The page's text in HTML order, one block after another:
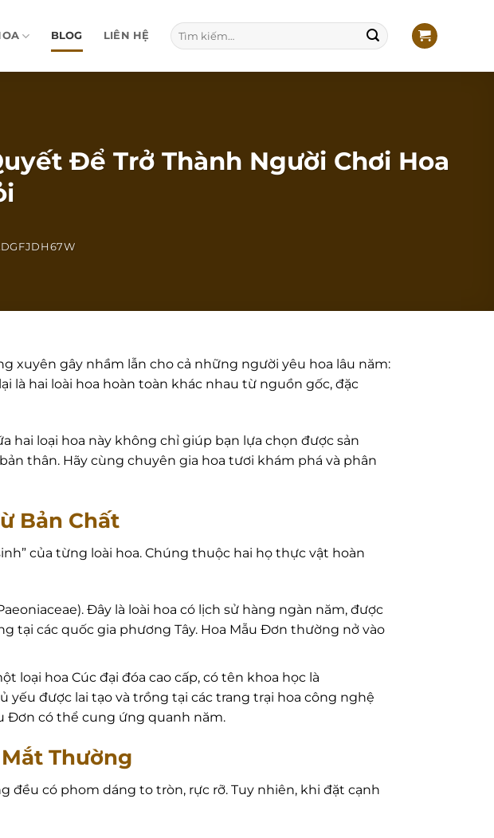
BLOG LIÊN HỆ
Tìm
kiếm:
Để Trở Thành Người Chơi Hoa
xuyên gây nhầm lẫn cho cả những người yêu hoa lâu năm:
là hai loài hoa hoàn toàn khác nhau từ nguồn gốc, đặc
hai loại hoa này không chỉ giúp bạn lựa chọn được sản
thân. Hãy cùng chuyên gia hoa tươi khám phá và phân
Bản Chất
của từng loài hoa. Chúng thuộc hai họ thực vật hoàn
Đây là loài hoa có lịch sử hàng ngàn năm, được
tại các quốc gia phương Tây. Hoa Mẫu Đơn thường nở vào
loại hoa Cúc đại đóa cao cấp, có tên khoa học là
yếu được lai tạo và trồng tại các trang trại hoa công nghệ
Đơn có thể cung ứng quanh năm.
Thường
có phom dáng to tròn, rực rỡ. Tuy nhiên, khi đặt cạnh